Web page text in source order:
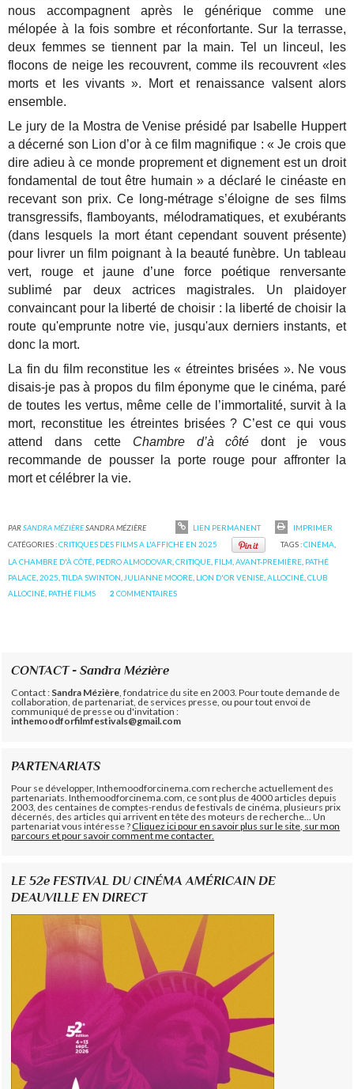
nous accompagnent après le générique comme une
mélopée à la fois sombre et réconfortante. Sur la terrasse,
deux femmes se tiennent par la main. Tel un linceul, les
flocons de neige les recouvrent, comme ils recouvrent «les
morts et les vivants ». Mort et renaissance valsent alors
ensemble.
Le jury de la Mostra de Venise présidé par Isabelle Huppert
a décerné son Lion d’or à ce film magnifique : « Je crois que
dire adieu à ce monde proprement et dignement est un droit
fondamental de tout être humain » a déclaré le cinéaste en
recevant son prix. Ce long-métrage s’éloigne de ses films
transgressifs, flamboyants, mélodramatiques, et exubérants
(dans lesquels la mort étant cependant souvent présente)
pour livrer un film poignant à la beauté funèbre. Un tableau
vert, rouge et jaune d’une force poétique renversante
sublimé par deux actrices magistrales. Un plaidoyer
convaincant pour la liberté de choisir : la liberté de choisir la
route qu'emprunte notre vie, jusqu'aux derniers instants, et
donc la mort.
La fin du film reconstitue les « étreintes brisées ». Ne vous
disais-je pas à propos du film éponyme que le cinéma, paré
de toutes les vertus, même celle de l’immortalité, survit à la
mort, reconstitue les étreintes brisées ? C’est ce qui vous
attend dans cette Chambre d’à côtédont je vous
recommande de pousser la porte rouge pour affronter la
mort et célébrer la vie.
PARSANDRA MÉZIÈRESANDRA MÉZIÈRE LIEN PERMANENT
IMPRIMER
CATÉGORIES :CRITIQUES DES FILMS A L'AFFICHE EN 2025 TAGS :CINÉMA
LA CHAMBRE D'À CÔTÉ, PEDRO ALMODOVAR,CRITIQUE, FILM,AVANT-PREMIÈRE, PATHÉ
PALACE,2025,TILDA SWINTON,JULIANNE MOORE, LION D'OR VENISE,ALLOCINÉ,CLUB
ALLOCINÉ, PATHÉ FILMS 2 COMMENTAIRES
CONTACT - Sandra Mézière
Contact : Sandra Mézière , fondatrice du site en 2003. Pour toute demande de
collaboration, de partenariat, de services presse, ou pour tout envoi de
communiqué de presse ou d'invitation :
inthemoodforfilmfestivals@gmail.com
PARTENARIATS
Pour se développer, Inthemoodforcinema.com recherche actuellement des
partenariats. Inthemoodforcinema.com, ce sont plus de 4000 articles depuis
2003, des centaines de comptes-rendus de festivals de cinéma, plusieurs prix
décernés, des articles qui arrivent en tête des moteurs de recherche... Un
partenariat vous intéresse ?Cliquez ici pour en savoir plus sur le site, sur mon
parcours et pour savoir comment me contacter.
LE 52e FESTIVAL DU CINÉMA AMÉRICAIN DE
DEAUVILLE EN DIRECT